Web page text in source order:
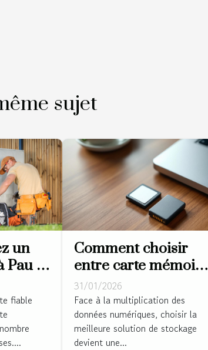
sujet
un
Pau ?
fiable
Comment choisir
entre carte mémoire
SD et disque dur
pour sécuriser vos
données ?
31/01/2026
Face à la multiplication des
données numériques, choisir la
meilleure solution de stockage
devient une...